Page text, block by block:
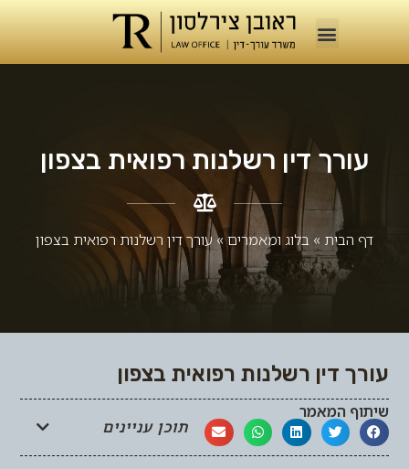
עורך דין רשלנות רפואית בצפון
דף הבית » בלוג ומאמרים​» עורך דין רשלנות רפואית בצפון
עורך דין רשלנות רפואית בצפון
שיתוף המאמר
תוכן עניינים